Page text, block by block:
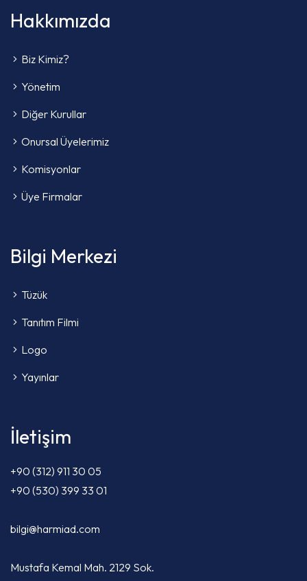
Hakkımızda
Biz Kimiz?
Yönetim
Diğer Kurullar
Onursal Üyelerimiz
Komisyonlar
Üye Firmalar
Bilgi Merkezi
Tüzük
Tanıtım Filmi
Logo
Yayınlar
İletişim
+90 (312) 911 30 05
+90 (530) 399 33 01
bilgi@harmiad.com
Mustafa Kemal Mah. 2129 Sok.